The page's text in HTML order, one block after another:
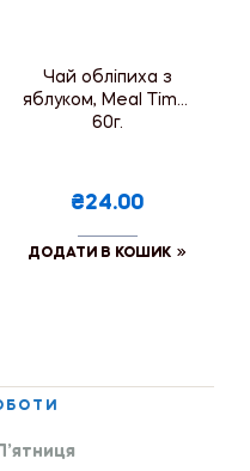
Чай обліпиха з
яблуком, Meal Time,
60г.
₴24.00
ДОДАТИ В КОШИК